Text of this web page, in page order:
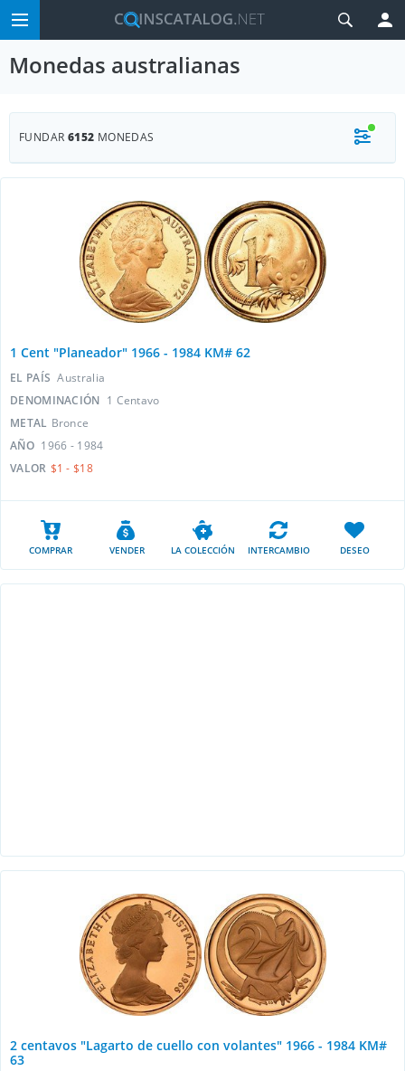
Monedas australianas
FUNDAR 6152 MONEDAS
1 Cent "Planeador" 1966 - 1984 KM# 62
EL PAÍS Australia
DENOMINACIÓN 1 Centavo
METAL Bronce
AÑO 1966 - 1984
VALOR $1 - $18
COMPRAR VENDER LA COLECCIÓN INTERCAMBIO DESEO
2 centavos "Lagarto de cuello con volantes" 1966 - 1984 KM#
63